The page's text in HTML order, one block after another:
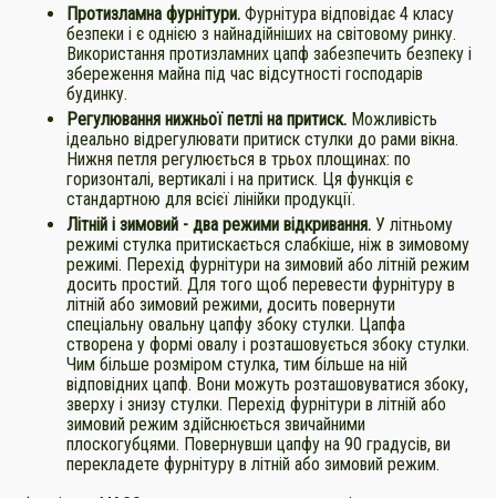
Протизламна фурнітури. Фурнітура відповідає 4 класу
безпеки і є однією з найнадійніших на світовому ринку.
Використання протизламних цапф забезпечить безпеку і
збереження майна під час відсутності господарів
будинку.
Регулювання нижньої петлі на притиск. Можливість
ідеально відрегулювати притиск стулки до рами вікна.
Нижня петля регулюється в трьох площинах: по
горизонталі, вертикалі і на притиск. Ця функція є
стандартною для всієї лінійки продукції.
Літній і зимовий - два режими відкривання. У літньому
режимі стулка притискається слабкіше, ніж в зимовому
режимі. Перехід фурнітури на зимовий або літній режим
досить простий. Для того щоб перевести фурнітуру в
літній або зимовий режими, досить повернути
спеціальну овальну цапфу збоку стулки. Цапфа
створена у формі овалу і розташовується збоку стулки.
Чим більше розміром стулка, тим більше на ній
відповідних цапф. Вони можуть розташовуватися збоку,
зверху і знизу стулки. Перехід фурнітури в літній або
зимовий режим здійснюється звичайними
плоскогубцями. Повернувши цапфу на 90 градусів, ви
перекладете фурнітуру в літній або зимовий режим.